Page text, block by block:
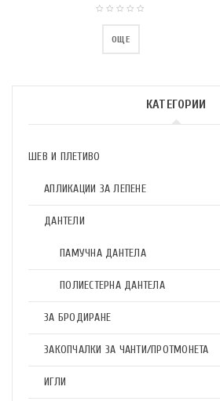
КАТЕГОРИИ
ШЕВ И ПЛЕТИВО
АПЛИКАЦИИ ЗА ЛЕПЕНЕ
ДАНТЕЛИ
ПАМУЧНА ДАНТЕЛА
ПОЛИЕСТЕРНА ДАНТЕЛА
ЗА БРОДИРАНЕ
ЗАКОПЧАЛКИ ЗА ЧАНТИ/ПРОТМОНЕТА
ИГЛИ
ОЩЕ